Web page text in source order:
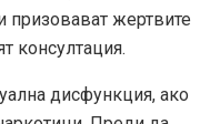
призовават жертвите
консултация.
дисфункция, ако